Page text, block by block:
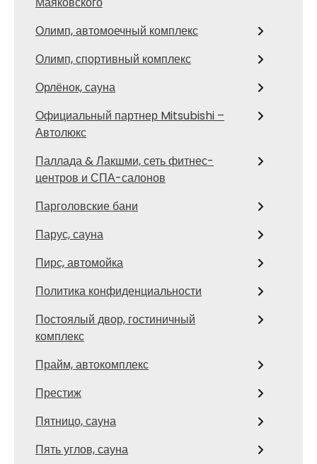
Олимп, автомоечный комплекс
Олимп, спортивный комплекс
Орлёнок, сауна
Официальный партнер Mitsubishi –
Автолюкс
Паллада & Лакшми, сеть фитнес-
центров и СПА-салонов
Парголовские бани
Парус, сауна
Пирс, автомойка
Политика конфиденциальности
Постоялый двор, гостиничный
комплекс
Прайм, автокомплекс
Престиж
Пятницо, сауна
Пять углов, сауна